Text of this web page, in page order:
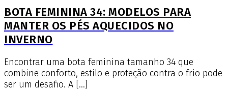
BOTA FEMININA 34: MODELOS PARA
MANTER OS PÉS AQUECIDOS NO
INVERNO
Encontrar uma bota feminina tamanho 34 que
combine conforto, estilo e proteção contra o frio pode
ser um desafio. A […]